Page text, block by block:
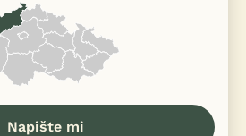
Napište mi